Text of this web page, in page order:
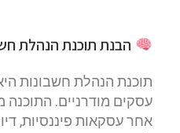
הבנת תוכנת הנהלת
תוכנת הנהלת חשבונות
עסקים מודרניים.
אחר עסקאות פיננסיות,